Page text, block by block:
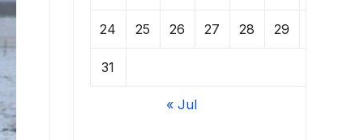
24 25 26 27 28 29
31
« Jul